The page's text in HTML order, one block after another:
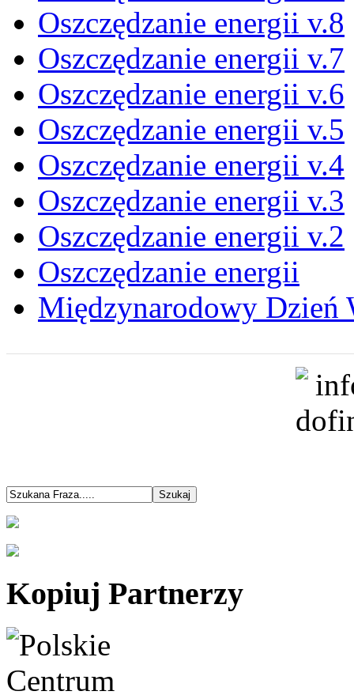
Oszczędzanie energii v.8
Oszczędzanie energii v.7
Oszczędzanie energii v.6
Oszczędzanie energii v.5
Oszczędzanie energii v.4
Oszczędzanie energii v.3
Oszczędzanie energii v.2
Oszczędzanie energii
Międzynarodowy Dzień
Kopiuj Partnerzy